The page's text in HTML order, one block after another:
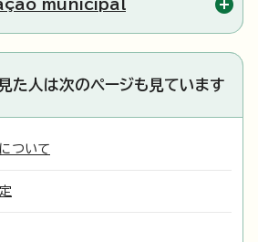
municipal
た人は次のページも見ています
ついて